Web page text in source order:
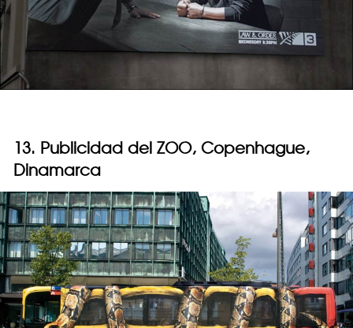
13. Publicidad del ZOO, Copenhague,
Dinamarca